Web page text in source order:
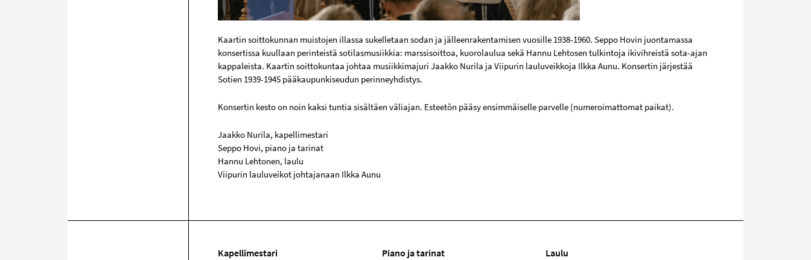
Kaartin soittokunnan muistojen illassa sukelletaan sodan ja jälleenrakentamisen vuosille 1938-1960. Seppo Hovin juontamassa
konsertissa kuullaan perinteistä sotilasmusiikkia: marssisoittoa, kuorolaulua sekä Hannu Lehtosen tulkintoja ikivihreistä sota-ajan
kappaleista. Kaartin soittokuntaa johtaa musiikkimajuri Jaakko Nurila ja Viipurin lauluveikkoja Ilkka Aunu. Konsertin järjestää
Sotien 1939-1945 pääkaupunkiseudun perinneyhdistys.
Konsertin kesto on noin kaksi tuntia sisältäen väliajan. Esteetön pääsy ensimmäiselle parvelle (numeroimattomat paikat).
Jaakko Nurila, kapellimestari
Seppo Hovi, piano ja tarinat
Hannu Lehtonen, laulu
Viipurin lauluveikot johtajanaan Ilkka Aunu
Kapellimestari Piano ja tarinat Laulu